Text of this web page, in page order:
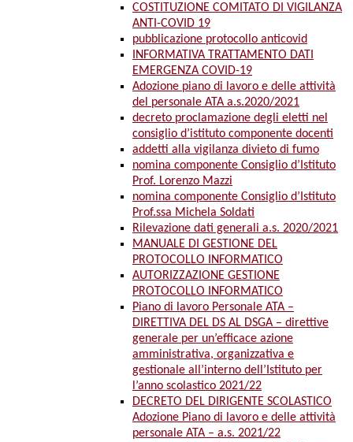
COSTITUZIONE COMITATO DI VIGILANZA
ANTI-COVID 19
pubblicazione protocollo anticovid
INFORMATIVA TRATTAMENTO DATI
EMERGENZA COVID-19
Adozione piano di lavoro e delle attività
del personale ATA a.s.2020/2021
decreto proclamazione degli eletti nel
consiglio d’istituto componente docenti
addetti alla vigilanza divieto di fumo
nomina componente Consiglio d’Istituto
Prof. Lorenzo Mazzi
nomina componente Consiglio d’Istituto
Prof.ssa Michela Soldati
Rilevazione dati generali a.s. 2020/2021
MANUALE DI GESTIONE DEL
PROTOCOLLO INFORMATICO
AUTORIZZAZIONE GESTIONE
PROTOCOLLO INFORMATICO
Piano di lavoro Personale ATA –
DIRETTIVA DEL DS AL DSGA – direttive
generale per un’efficace azione
amministrativa, organizzativa e
gestionale all’interno dell’Istituto per
l’anno scolastico 2021/22
DECRETO DEL DIRIGENTE SCOLASTICO
Adozione Piano di lavoro e delle attività
personale ATA – a.s. 2021/22